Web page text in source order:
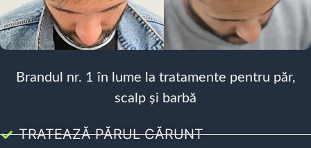
Brandul nr. 1 în lume la tratamente pentru păr,
scalp și barbă
TRATEAZĂ PĂRUL CĂRUNT